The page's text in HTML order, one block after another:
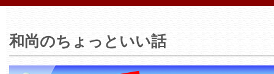
和尚のちょっといい話